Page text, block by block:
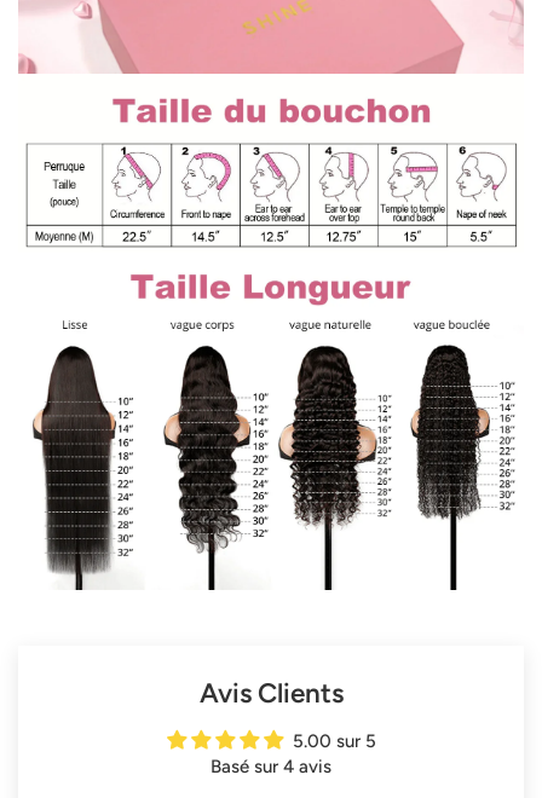
Avis Clients
5.00 sur 5
Basé sur 4 avis